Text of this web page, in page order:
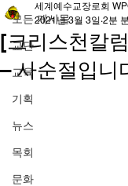
모든 게시물
교단
교육
기획
뉴스
목회
문화
[크리스천칼
– 사순절입니
세계예수교장로회
2021년 3월 3일 2분